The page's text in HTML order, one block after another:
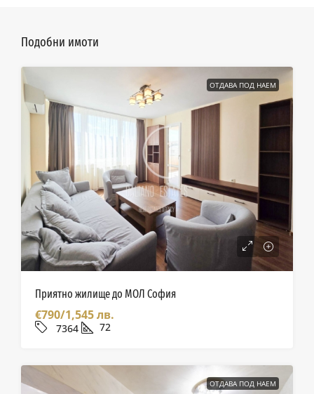
Подобни имоти
ОТДАВА ПОД НАЕМ
Приятно жилище до МОЛ София
€790/1,545 лв.
7364 72
ОТДАВА ПОД НАЕМ